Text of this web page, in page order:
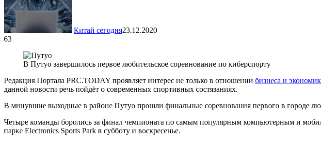
Китай сегодня23.12.2020
63
В Путуо завершилось первое любительское соревнование по киберспорту
Редакция Портала PRC.TODAY проявляет интерес не только в отношении бизнеса и
данной новости речь пойдёт о современных спортивных состязаниях.
В минувшие выходные в районе Путуо прошли финальные соревнования первого в городе
Четыре команды боролись за финал чемпионата по самым популярным компьютерным и
парке Electronics Sports Park в субботу и воскресенье.